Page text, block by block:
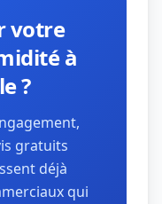
votre
à
?
gratuits
déjà
qui